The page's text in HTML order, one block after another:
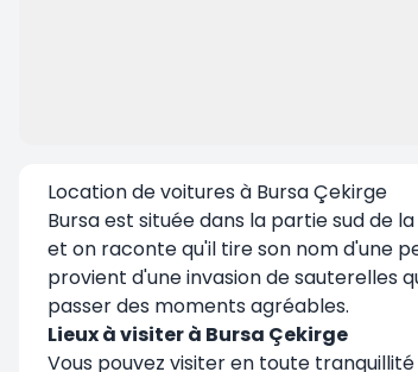
Location de voitures à Bursa Çekirge
Bursa est située dans la partie sud de
et on raconte qu'il tire son nom d'une
provient d'une invasion de sauterelles
passer des moments agréables.
Lieux à visiter à Bursa Çekirge
Vous pouvez visiter en toute